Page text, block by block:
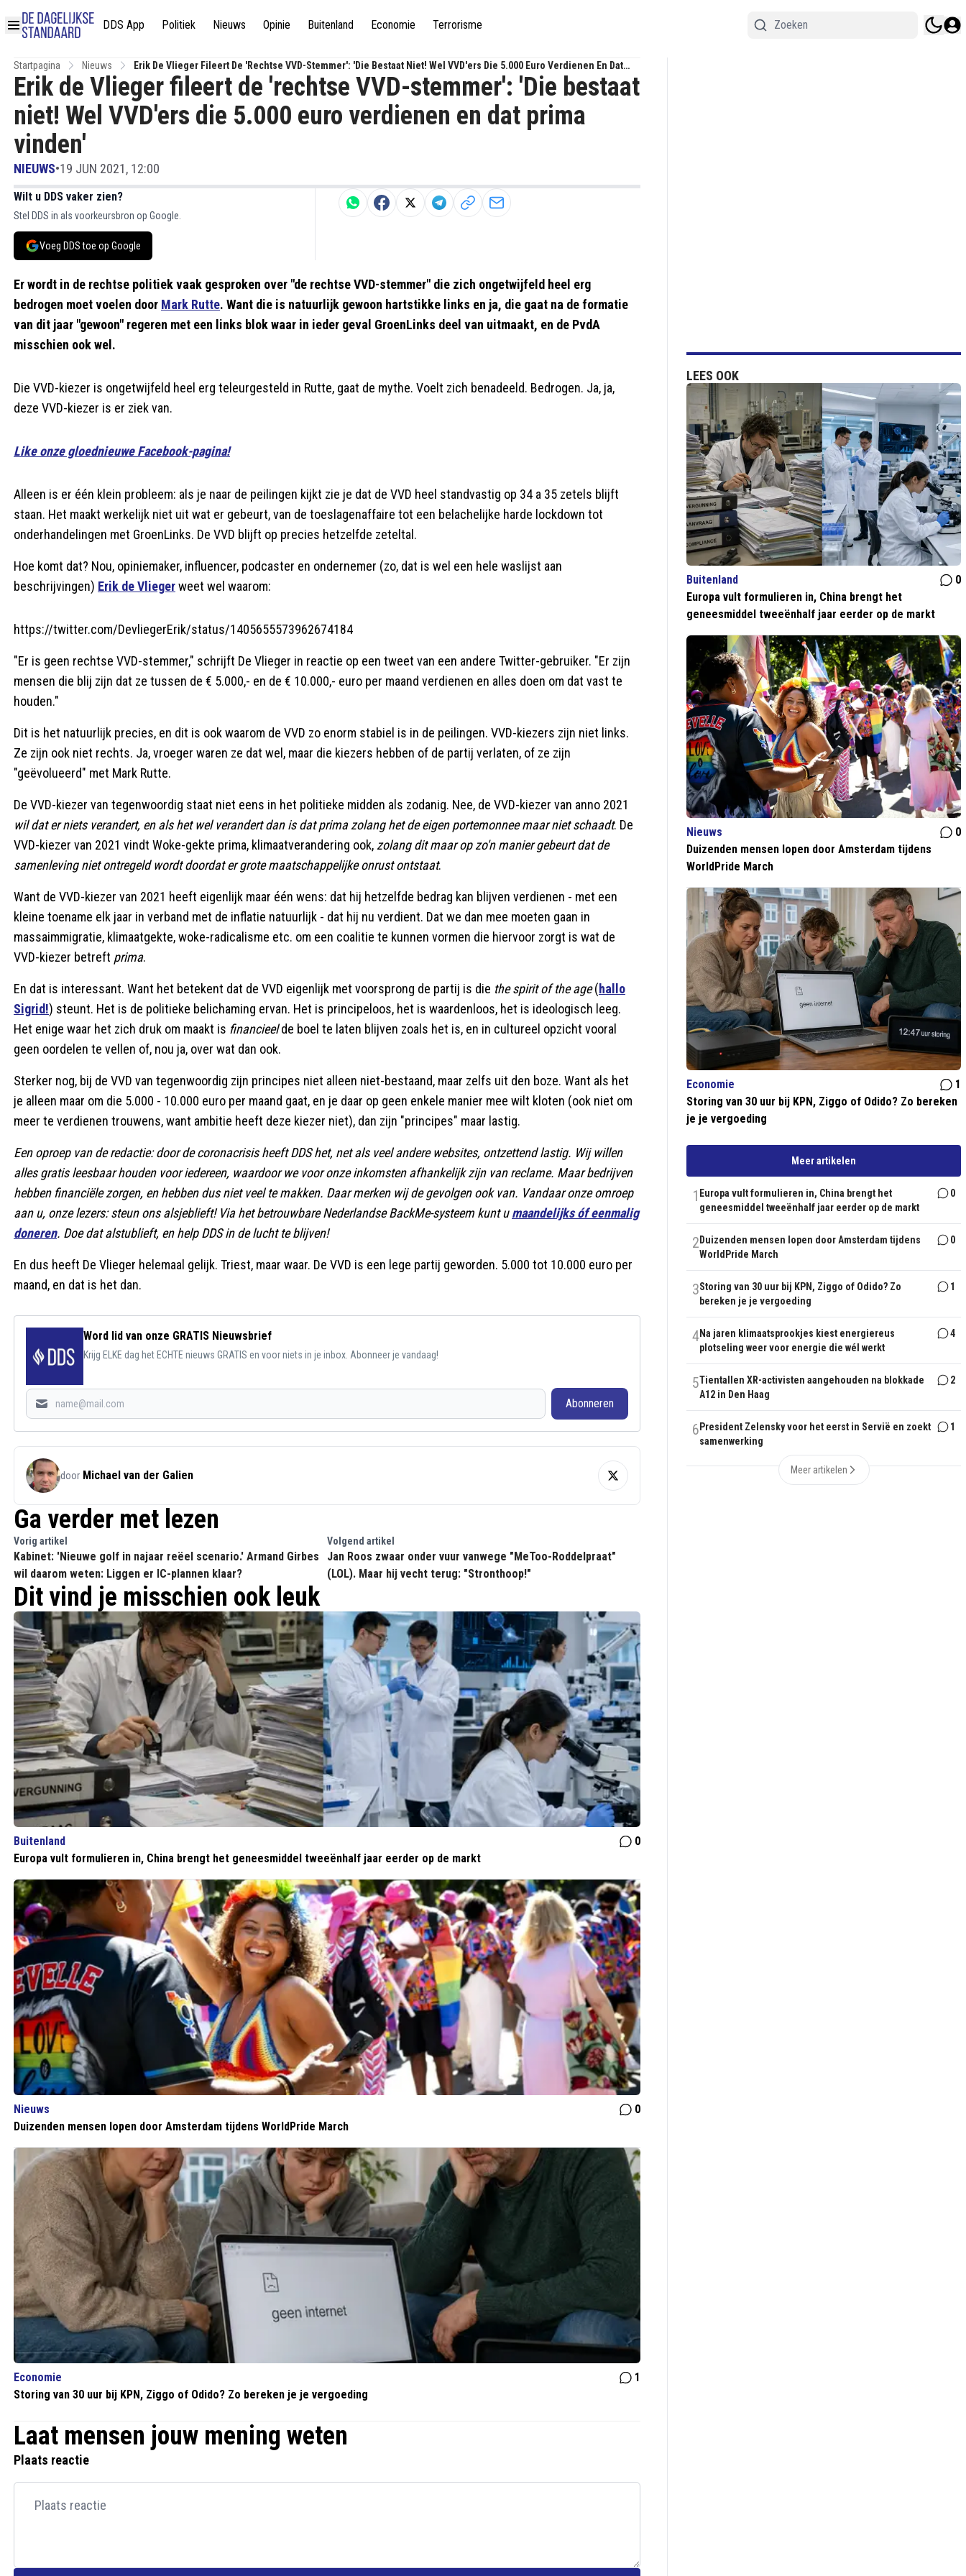
DDS App Politiek Nieuws Opinie Buitenland Economie Terrorisme
Startpagina Nieuws
Erik De Vlieger Fileert De 'rechtse VVD-Stemmer': 'Die Bestaat Niet! Wel VVD'ers Die 5.000 Euro Verdienen En Dat
Prima Vinden'
Erik de Vlieger fileert de 'rechtse VVD-stemmer': 'Die bestaat
niet! Wel VVD'ers die 5.000 euro verdienen en dat prima
vinden'
NIEUWS•19 JUN 2021, 12:00
Wilt u DDS vaker zien?
Stel DDS in als voorkeursbron op Google.
Voeg DDS toe op Google
Er wordt in de rechtse politiek vaak gesproken over "de rechtse VVD-stemmer" die zich ongetwijfeld heel erg
bedrogen moet voelen door Mark Rutte. Want die is natuurlijk gewoon hartstikke links en ja, die gaat na de formatie
van dit jaar "gewoon" regeren met een links blok waar in ieder geval GroenLinks deel van uitmaakt, en de PvdA
misschien ook wel.
Die VVD-kiezer is ongetwijfeld heel erg teleurgesteld in Rutte, gaat de mythe. Voelt zich benadeeld. Bedrogen. Ja, ja,
deze VVD-kiezer is er ziek van.
Like onze gloednieuwe Facebook-pagina!
Alleen is er één klein probleem: als je naar de peilingen kijkt zie je dat de VVD heel standvastig op 34 a 35 zetels blijft
staan. Het maakt werkelijk niet uit wat er gebeurt, van de toeslagenaffaire tot een belachelijke harde lockdown tot
onderhandelingen met GroenLinks. De VVD blijft op precies hetzelfde zeteltal.
Hoe komt dat? Nou, opiniemaker, influencer, podcaster en ondernemer (zo, dat is wel een hele waslijst aan
beschrijvingen) Erik de Vliegerweet wel waarom:
https://twitter.com/DevliegerErik/status/1405655573962674184
"Er is geen rechtse VVD-stemmer," schrijft De Vlieger in reactie op een tweet van een andere Twitter-gebruiker. "Er zijn
mensen die blij zijn dat ze tussen de € 5.000,- en de € 10.000,- euro per maand verdienen en alles doen om dat vast te
houden."
Dit is het natuurlijk precies, en dit is ook waarom de VVD zo enorm stabiel is in de peilingen. VVD-kiezers zijn niet links.
Ze zijn ook niet rechts. Ja, vroeger waren ze dat wel, maar die kiezers hebben of de partij verlaten, of ze zijn
"geëvolueerd" met Mark Rutte.
De VVD-kiezer van tegenwoordig staat niet eens in het politieke midden als zodanig. Nee, de VVD-kiezer van anno 2021
wil dat er niets verandert, en als het wel verandert dan is dat prima zolang het de eigen portemonnee maar niet schaadt. De
VVD-kiezer van 2021 vindt Woke-gekte prima, klimaatverandering ook, zolang dit maar op zo'n manier gebeurt dat de
samenleving niet ontregeld wordt doordat er grote maatschappelijke onrust ontstaat.
Want de VVD-kiezer van 2021 heeft eigenlijk maar één wens: dat hij hetzelfde bedrag kan blijven verdienen - met een
kleine toename elk jaar in verband met de inflatie natuurlijk - dat hij nu verdient. Dat we dan mee moeten gaan in
massaimmigratie, klimaatgekte, woke-radicalisme etc. om een coalitie te kunnen vormen die hiervoor zorgt is wat de
VVD-kiezer betreft prima.
En dat is interessant. Want het betekent dat de VVD eigenlijk met voorsprong de partij is die the spirit of the age(hallo
Sigrid!) steunt. Het is de politieke belichaming ervan. Het is principeloos, het is waardenloos, het is ideologisch leeg.
Het enige waar het zich druk om maakt is financieelde boel te laten blijven zoals het is, en in cultureel opzicht vooral
geen oordelen te vellen of, nou ja, over wat dan ook.
Sterker nog, bij de VVD van tegenwoordig zijn principes niet alleen niet-bestaand, maar zelfs uit den boze. Want als het
je alleen maar om die 5.000 - 10.000 euro per maand gaat, en je daar op geen enkele manier mee wilt kloten (ook niet om
meer te verdienen trouwens, want ambitie heeft deze kiezer niet), dan zijn "principes" maar lastig.
Een oproep van de redactie: door de coronacrisis heeft DDS het, net als veel andere websites, ontzettend lastig. Wij willen
alles gratis leesbaar houden voor iedereen, waardoor we voor onze inkomsten afhankelijk zijn van reclame. Maar bedrijven
hebben financiële zorgen, en hebben dus niet veel te makken. Daar merken wij de gevolgen ook van. Vandaar onze omroep
aan u, onze lezers: steun ons alsjeblieft! Via het betrouwbare Nederlandse BackMe-systeem kunt umaandelijks óf eenmalig
doneren. Doe dat alstublieft, en help DDS in de lucht te blijven!
En dus heeft De Vlieger helemaal gelijk. Triest, maar waar. De VVD is een lege partij geworden. 5.000 tot 10.000 euro per
maand, en dat is het dan.
Word lid van onze GRATIS Nieuwsbrief
Krijg ELKE dag het ECHTE nieuws GRATIS en voor niets in je inbox. Abonneer je vandaag!
Abonneren
door Michael van der Galien
Ga verder met lezen
Vorig artikel
Kabinet: 'Nieuwe golf in najaar reëel scenario.' Armand Girbes
wil daarom weten: Liggen er IC-plannen klaar?
Volgend artikel
Jan Roos zwaar onder vuur vanwege "MeToo-Roddelpraat"
(LOL). Maar hij vecht terug: "Stronthoop!"
Dit vind je misschien ook leuk
Buitenland
0
Europa vult formulieren in, China brengt het geneesmiddel tweeënhalf jaar eerder op de markt
Nieuws
0
Duizenden mensen lopen door Amsterdam tijdens WorldPride March
Economie
1
Storing van 30 uur bij KPN, Ziggo of Odido? Zo bereken je je vergoeding
Laat mensen jouw mening weten
Plaats reactie
LEES OOK
Buitenland
0
Europa vult formulieren in, China brengt het
geneesmiddel tweeënhalf jaar eerder op de markt
Nieuws
0
Duizenden mensen lopen door Amsterdam tijdens
WorldPride March
Economie
1
Storing van 30 uur bij KPN, Ziggo of Odido? Zo bereken
je je vergoeding
Meer artikelen
1 Europa vult formulieren in, China brengt het
geneesmiddel tweeënhalf jaar eerder op de markt
0
2 Duizenden mensen lopen door Amsterdam tijdens
WorldPride March
0
3Storing van 30 uur bij KPN, Ziggo of Odido? Zo
bereken je je vergoeding
1
4Na jaren klimaatsprookjes kiest energiereus
plotseling weer voor energie die wél werkt
4
5Tientallen XR-activisten aangehouden na blokkade
A12 in Den Haag
2
6 President Zelensky voor het eerst in Servië en zoekt
samenwerking
1
Meer artikelen